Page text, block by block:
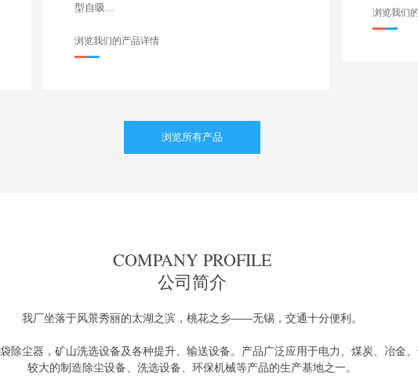
型自吸…
浏览我们的产品详情
浏览我们
浏览所有产品
COMPANY PROFILE
公司简介
我厂坐落于风景秀丽的太湖之滨，桃花之乡——无锡，交通十分便利。
除尘器，矿山洗选设备及各种提升、输送设备。产品广泛应用于电力、煤炭、冶金
较大的制造除尘设备、洗选设备、环保机械等产品的生产基地之一。